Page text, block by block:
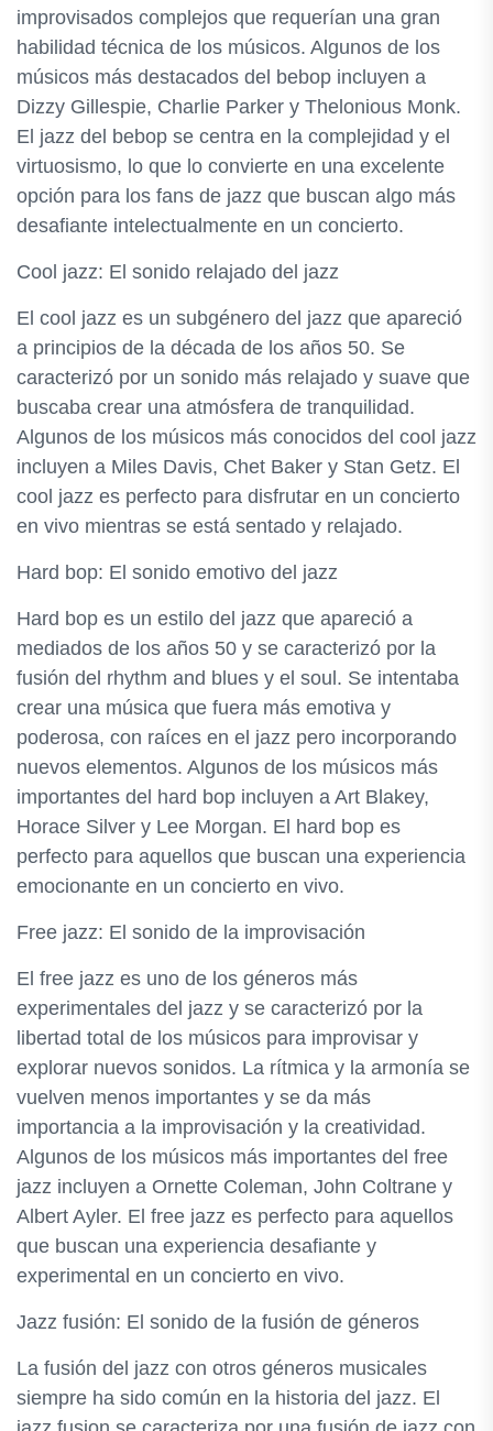
improvisados ​​complejos que requerían una gran
habilidad técnica de los músicos. Algunos de los
músicos más destacados del bebop incluyen a
Dizzy Gillespie, Charlie Parker y Thelonious Monk.
El jazz del bebop se centra en la complejidad y el
virtuosismo, lo que lo convierte en una excelente
opción para los fans de jazz que buscan algo más
desafiante intelectualmente en un concierto.
Cool jazz: El sonido relajado del jazz
El cool jazz es un subgénero del jazz que apareció
a principios de la década de los años 50. Se
caracterizó por un sonido más relajado y suave que
buscaba crear una atmósfera de tranquilidad.
Algunos de los músicos más conocidos del cool jazz
incluyen a Miles Davis, Chet Baker y Stan Getz. El
cool jazz es perfecto para disfrutar en un concierto
en vivo mientras se está sentado y relajado.
Hard bop: El sonido emotivo del jazz
Hard bop es un estilo del jazz que apareció a
mediados de los años 50 y se caracterizó por la
fusión del rhythm and blues y el soul. Se intentaba
crear una música que fuera más emotiva y
poderosa, con raíces en el jazz pero incorporando
nuevos elementos. Algunos de los músicos más
importantes del hard bop incluyen a Art Blakey,
Horace Silver y Lee Morgan. El hard bop es
perfecto para aquellos que buscan una experiencia
emocionante en un concierto en vivo.
Free jazz: El sonido de la improvisación
El free jazz es uno de los géneros más
experimentales del jazz y se caracterizó por la
libertad total de los músicos para improvisar y
explorar nuevos sonidos. La rítmica y la armonía se
vuelven menos importantes y se da más
importancia a la improvisación y la creatividad.
Algunos de los músicos más importantes del free
jazz incluyen a Ornette Coleman, John Coltrane y
Albert Ayler. El free jazz es perfecto para aquellos
que buscan una experiencia desafiante y
experimental en un concierto en vivo.
Jazz fusión: El sonido de la fusión de géneros
La fusión del jazz con otros géneros musicales
siempre ha sido común en la historia del jazz. El